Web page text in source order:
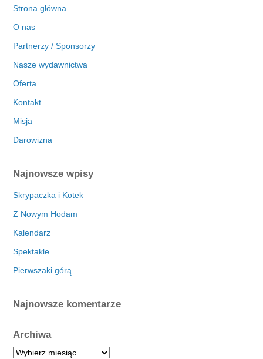
Strona główna
O nas
Partnerzy / Sponsorzy
Nasze wydawnictwa
Oferta
Kontakt
Misja
Darowizna
Najnowsze wpisy
Skrypaczka i Kotek
Z Nowym Hodam
Kalendarz
Spektakle
Pierwszaki górą
Najnowsze komentarze
Archiwa
A